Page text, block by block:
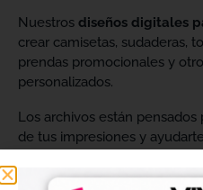
Nuestros diseños digitales
crear camisetas, sudaderas,
prendas promocionales y
personalizados.
Los archivos están pensados
de tus impresiones y
tendrás que adaptar el